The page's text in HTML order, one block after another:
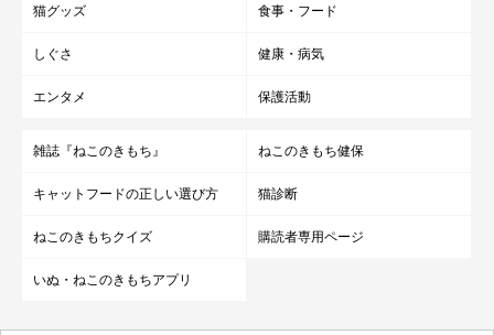
猫グッズ 食事・フード
しぐさ 健康・病気
エンタメ 保護活動
雑誌『ねこのきもち』 ねこのきもち健保
キャットフードの正しい選び方 猫診断
ねこのきもちクイズ 購読者専用ページ
いぬ・ねこのきもちアプリ